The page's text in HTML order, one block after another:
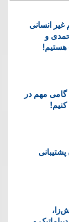
انسانی
و
هستیم!
گامی مهم در